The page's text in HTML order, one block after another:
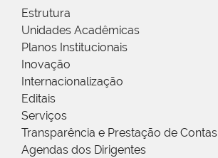
Estrutura
Unidades Acadêmicas
Planos Institucionais
Inovação
Internacionalização
Editais
Serviços
Transparência e Prestação de Contas
Agendas dos Dirigentes